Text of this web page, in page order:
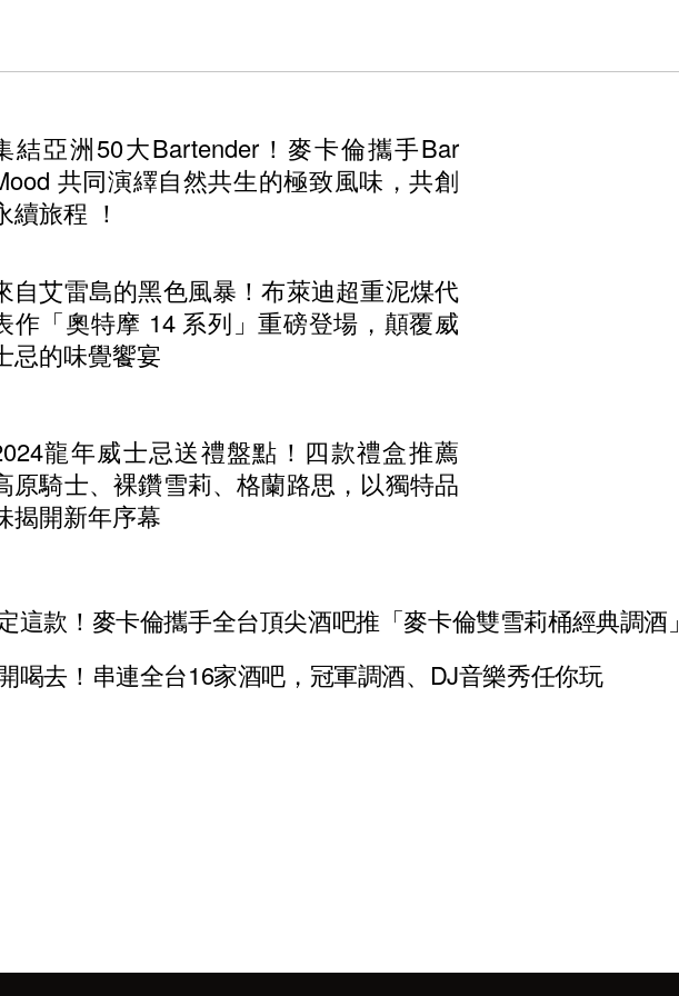
結亞洲50大Bartender！麥卡倫攜手Bar
共同演繹自然共生的極致風味，共創
續旅程 ！
自艾雷島的黑色風暴！布萊迪超重泥煤代
作「奧特摩 14 系列」重磅登場，顛覆威
忌的味覺饗宴
龍年威士忌送禮盤點！四款禮盒推薦
原騎士、裸鑽雪莉、格蘭路思，以獨特品
揭開新年序幕
這款！麥卡倫攜手全台頂尖酒吧推「麥卡倫雙雪莉桶經典調酒」
喝去！串連全台16家酒吧，冠軍調酒、DJ音樂秀任你玩